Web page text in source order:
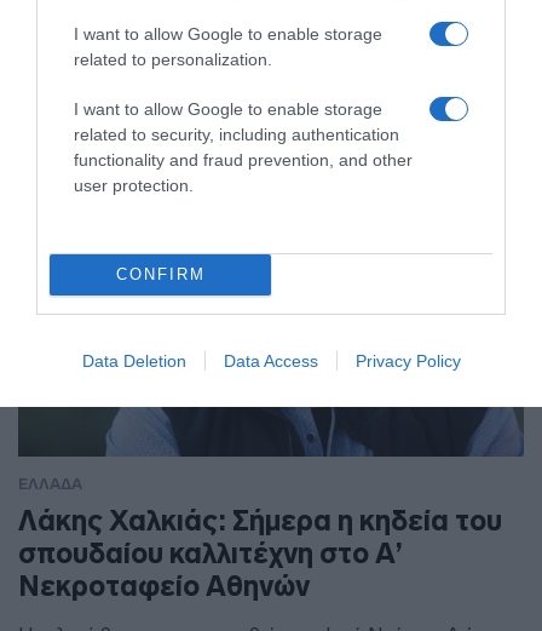
I want to allow Google to enable storage
related to personalization.
I want to allow Google to enable storage
related to security, including authentication
functionality and fraud prevention, and other
user protection.
CONFIRM
Data Deletion Data Access Privacy Policy
Ιεράπετρας
ΕΛΛΑΔΑ
Λάκης Χαλκιάς: Σήμερα η κηδεία του
σπουδαίου καλλιτέχνη στο Α’
Νεκροταφείο Αθηνών